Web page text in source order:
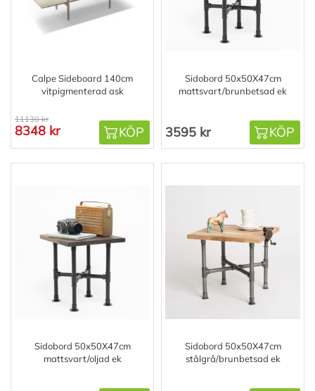
Calpe Sideboard 140cm
vitpigmenterad ask
11130 kr
8348 kr KÖP
Sidobord 50x50X47cm
mattsvart/brunbetsad ek
3595 kr KÖP
Sidobord 50x50X47cm
mattsvart/oljad ek
Sidobord 50x50X47cm
stålgrå/brunbetsad ek